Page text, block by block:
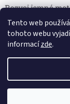
Tento web
tohoto webu
informacízde.
29.7. kamenná
Rozvoj jemné
18.6.2026